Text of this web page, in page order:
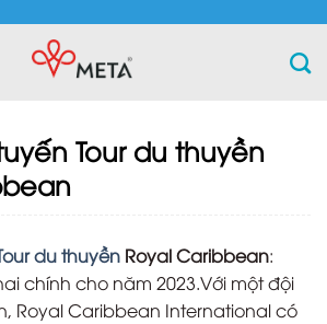
Tour du thuyền
du thuyền Royal Caribbean:
chính cho năm 2023.Với một đội
Royal Caribbean International có